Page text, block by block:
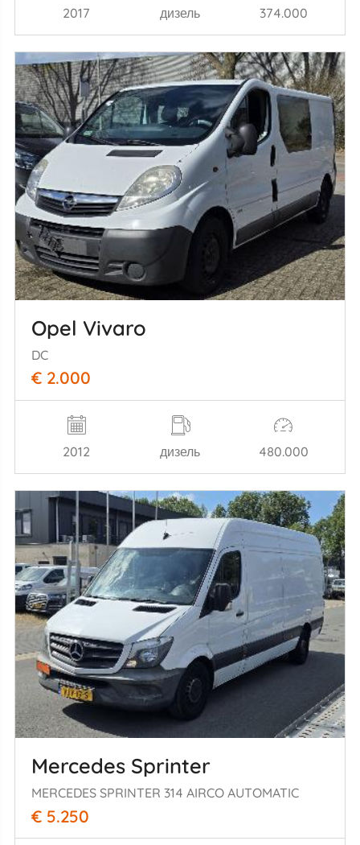
2017 дизель 374.000
Opel Vivaro
DC
€ 2.000
2012 дизель 480.000
Mercedes Sprinter
MERCEDES SPRINTER 314 AIRCO AUTOMATIC
€ 5.250